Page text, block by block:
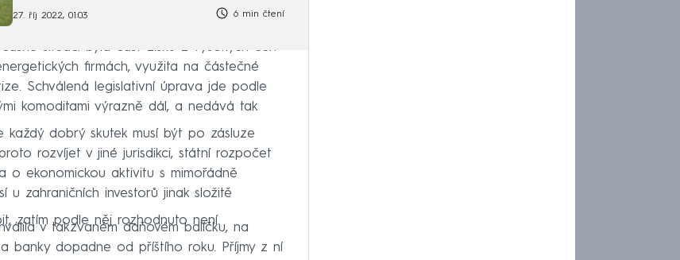
27. říj 2022, 01:03 6 min čtení
situaci byla část zisků z vysokých cen
firmách, využita na částečné
Schválená legislativní úprava jde podle
komoditami výrazně dál, a nedává tak
každý dobrý skutek musí být po zásluze
rozvíjet v jiné jurisdikci, státní rozpočet
o ekonomickou aktivitu s mimořádně
zahraničních investorů jinak složitě
zatím podle něj rozhodnuto není.
v takzvaném daňovém balíčku, na
banky dopadne od příštího roku. Příjmy z ní